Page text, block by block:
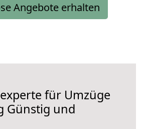
Angebote erhalten
für Umzüge
Günstig und